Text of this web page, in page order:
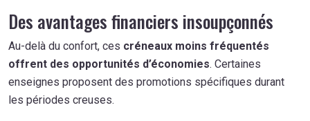
Des avantages financiers insoupçonnés
Au-delà du confort, ces créneaux moins fréquentés
offrent des opportunités d’économies. Certaines
enseignes proposent des promotions spécifiques durant
les périodes creuses.